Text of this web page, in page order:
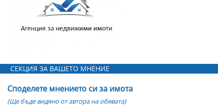
СЕКЦИЯ ЗА ВАШЕТО МНЕНИЕ
Споделете мнението си за имота
(Ще бъде видяно от автора на обявата)